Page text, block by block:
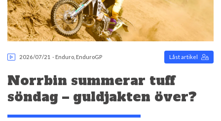
2026/07/21 - Enduro EnduroGP Låst artikel
Norrbin summerar tuff
söndag – guldjakten över?